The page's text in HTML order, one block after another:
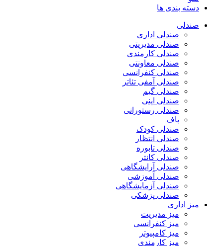
دسته بندی ها
صندلی
صندلی اداری
صندلی مدیریتی
صندلی کارمندی
صندلی معاونتی
صندلی کنفرانسی
صندلی آمفی تئاتر
صندلی گیم
صندلی اپنی
صندلی رستورانی
پاف
صندلی کودک
صندلی انتظار
صندلی تابوره
صندلی کانتر
صندلی آرایشگاهی
صندلی آموزشی
صندلی آزمایشگاهی
صندلی پزشکی
میز اداری
میز مدیریت
میز کنفرانسی
میز کامپیوتر
میز کارمندی